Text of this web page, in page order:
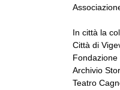
In città la
Città di
Archivio
Teatro